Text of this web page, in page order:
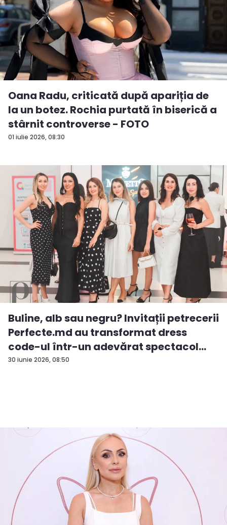
01 iulie 2026, 08:30
Oana Radu, criticată după apariția de
la un botez. Rochia purtată în biserică a
stârnit controverse - FOTO
30 iunie 2026, 08:50
Buline, alb sau negru? Invitații petrecerii
Perfecte.md au transformat dress
code-ul într-un adevărat spectacol
de...